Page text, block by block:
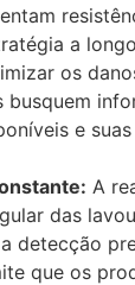
a
os
busquem
e
A
das
detecção
que os